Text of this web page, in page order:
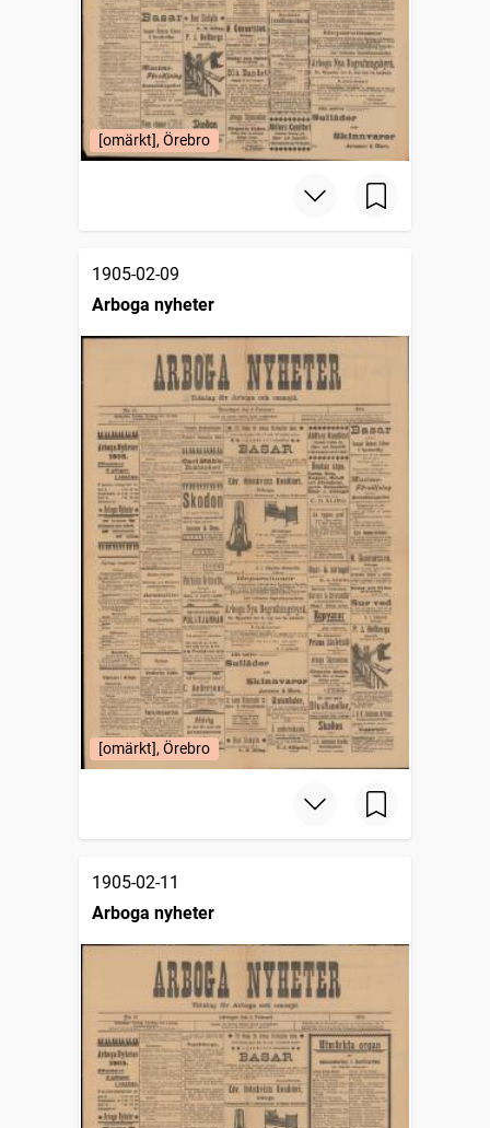
[omärkt], Örebro
1905-02-09
Arboga nyheter
[omärkt], Örebro
1905-02-11
Arboga nyheter